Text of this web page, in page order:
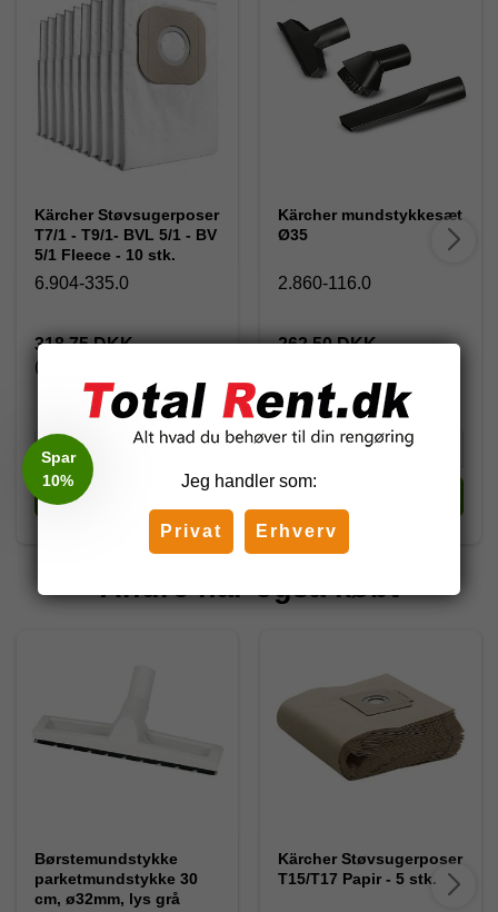
Kärcher Støvsugerposer
T7/1 - T9/1- BVL 5/1 - BV
5/1 Fleece - 10 stk.
6.904-335.0
318,75 DKK
(inkl. moms)
Kärcher mundstykkesæt
Ø35
2.860-116.0
262,50 DKK
Andre har også købt
Børstemundstykke
parketmundstykke 30
cm, ø32mm, lys grå
Kärcher Støvsugerposer
T15/T17 Papir - 5 stk.
Jeg handler som:
Privat Erhverv
Spar
10%